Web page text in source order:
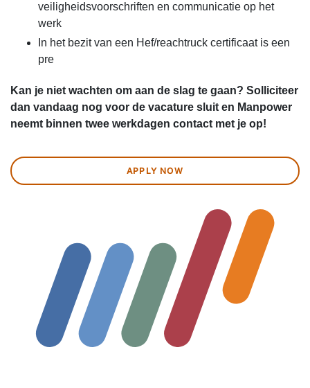
veiligheidsvoorschriften en communicatie op het
werk
In het bezit van een Hef/reachtruck certificaat is een
pre
Kan je niet wachten om aan de slag te gaan? Solliciteer
dan vandaag nog voor de vacature sluit en Manpower
neemt binnen twee werkdagen contact met je op!
APPLY NOW